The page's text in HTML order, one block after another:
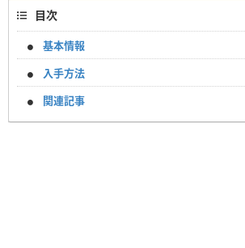
目次
基本情報
入手方法
関連記事